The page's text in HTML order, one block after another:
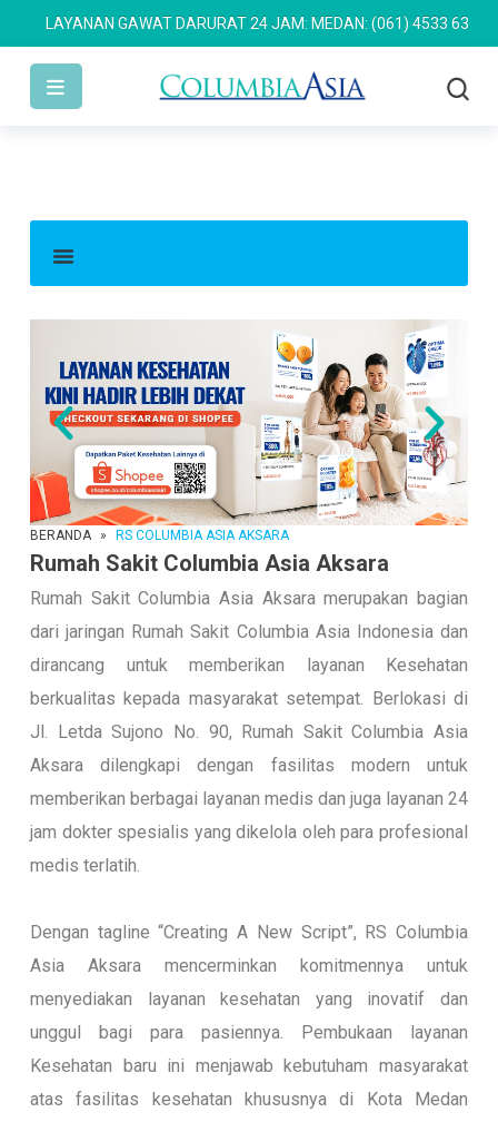
LAYANAN GAWAT DARURAT 24 JAM: MEDAN: (061) 4533 636
BERANDA » RS COLUMBIA ASIA AKSARA
Rumah Sakit Columbia Asia Aksara
Rumah Sakit Columbia Asia Aksara merupakan bagian
dari jaringan Rumah Sakit Columbia Asia Indonesia dan
dirancang untuk memberikan layanan Kesehatan
berkualitas kepada masyarakat setempat. Berlokasi di
Jl. Letda Sujono No. 90, Rumah Sakit Columbia Asia
Aksara dilengkapi dengan fasilitas modern untuk
memberikan berbagai layanan medis dan juga layanan 24
jam dokter spesialis yang dikelola oleh para profesional
medis terlatih.
Dengan tagline “Creating A New Script”, RS Columbia
Asia Aksara mencerminkan komitmennya untuk
menyediakan layanan kesehatan yang inovatif dan
unggul bagi para pasiennya. Pembukaan layanan
Kesehatan baru ini menjawab kebutuham masyarakat
atas fasilitas kesehatan khususnya di Kota Medan